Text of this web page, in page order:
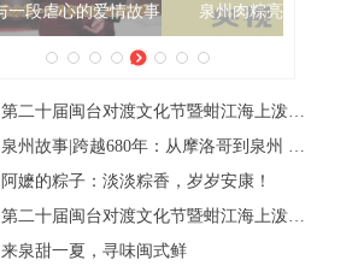
泉州肉粽亮相央视《新闻联播》
阿嬷的粽子：淡淡粽香，岁岁安康！
来泉甜一夏，寻味闽式鲜